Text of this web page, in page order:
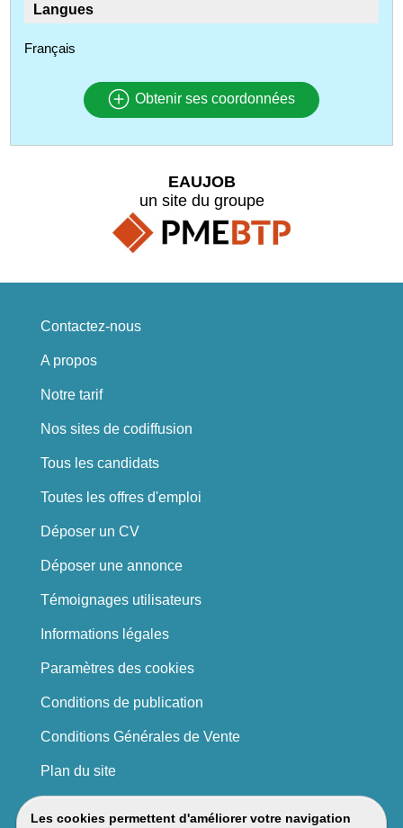
Langues
Français
Obtenir ses coordonnées
Les cookies permettent d'améliorer votre navigation
EAUJOB
un site du groupe
Contactez-nous
A propos
Notre tarif
Nos sites de codiffusion
Tous les candidats
Toutes les offres d'emploi
Déposer un CV
Déposer une annonce
Témoignages utilisateurs
Informations légales
Paramètres des cookies
Conditions de publication
Conditions Générales de Vente
Plan du site